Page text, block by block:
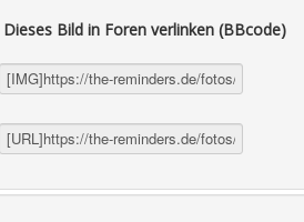
Dieses Bild in Foren verlinken (BBcode)